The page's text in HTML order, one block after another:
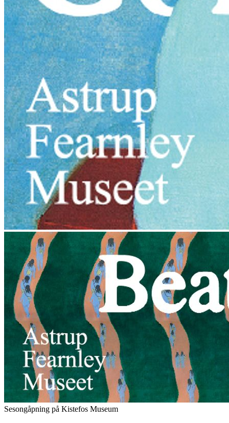
Sesongåpning på Kistefos Museum